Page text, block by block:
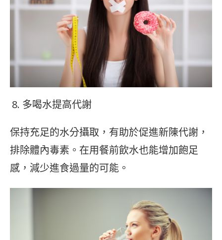
多喝水提高代謝
保持充足的水分攝取，有助於促進新陳代謝，
排除體內毒素。在用餐前飲水也能增加飽足
感，減少進食過量的可能。